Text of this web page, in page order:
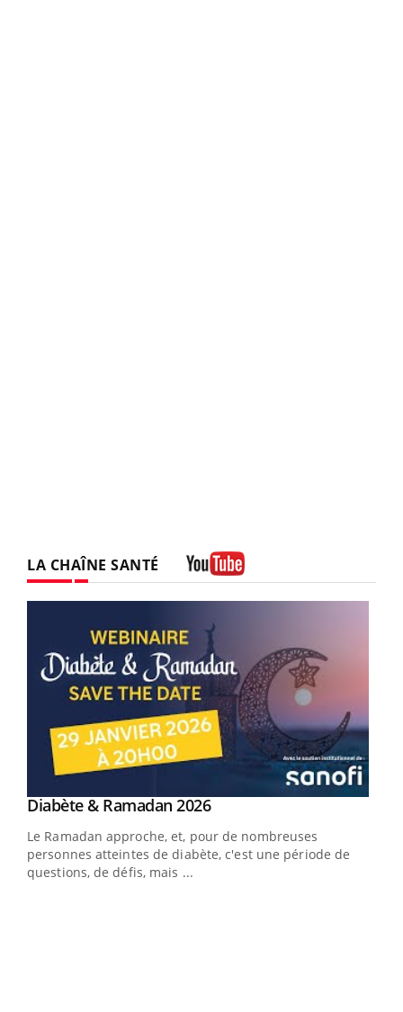
LA CHAÎNE SANTÉ
Youtube
Diabète & Ramadan 2026Youtube
Le Ramadan approche, et, pour de nombreuses
personnes atteintes de diabète, c'est une période de
questions, de défis, mais ...